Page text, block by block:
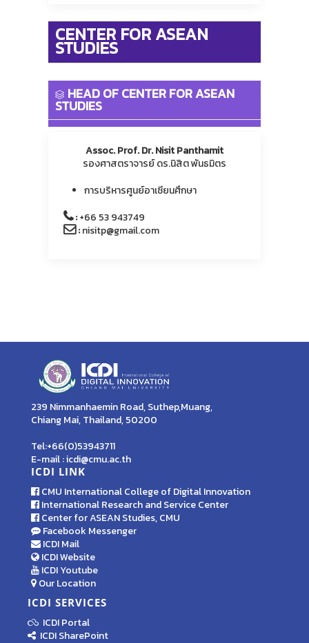
CENTER FOR ASEAN
STUDIES
HEAD OF CENTER FOR ASEAN
STUDIES
Assoc. Prof. Dr. Nisit Panthamit
รองศาสตราจารย์ ดร.นิสิต พันธมิตร
การบริหารศูนย์อาเซียนศึกษา
:+66 53 943749
:nisitp@gmail.com
239 Nimmanhaemin Road, Suthep,Muang,
Chiang Mai, Thailand, 50200
Tel:+66(0)53943711
E-mail : icdi@cmu.ac.th
ICDI LINK
CMU International College of Digital Innovation
International Research and Service Center
Center for ASEAN Studies, CMU
Facebook Messenger
ICDI Mail
ICDI Website
ICDI Youtube
Our Location
ICDI SERVICES
ICDI Portal
ICDI SharePoint